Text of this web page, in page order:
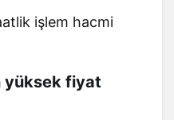
işlem hacmi
yüksek fiyat